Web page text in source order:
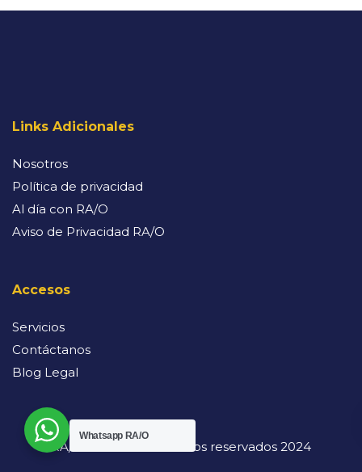
Links Adicionales
Nosotros
Política de privacidad
Al día con RA/O
Aviso de Privacidad RA/O
Accesos
Servicios
Contáctanos
Blog Legal
RA/O. Todos los derechos reservados 2024
Whatsapp RA/O